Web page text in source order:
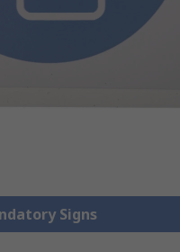
Signs